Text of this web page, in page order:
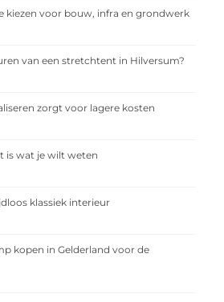
kiezen voor bouw, infra en grondwerk
van een stretchtent in Hilversum?
zorgt voor lagere kosten
is wat je wilt weten
klassiek interieur
kopen in Gelderland voor de